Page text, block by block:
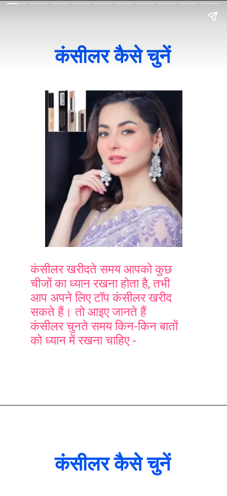
कंसीलर खरीदते समय आपको कुछ
चीजों का ध्यान रखना होता है, तभी
आप अपने लिए टॉप कंसीलर खरीद
सकते हैं। तो आइए जानते हैं
कंसीलर चुनते समय किन-किन बातों
को ध्यान में रखना चाहिए -
कंसीलर कैसे चुनें
कंसीलर कैसे चुनें